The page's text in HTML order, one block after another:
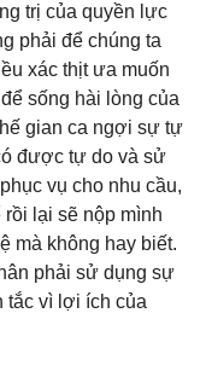
trị của quyền lực
phải để chúng ta
xác thịt ưa muốn
sống hài lòng của
gian ca ngợi sự tự
được tự do và sử
vụ cho nhu cầu,
lại sẽ nộp mình
mà không hay biết.
phải sử dụng sự
tắc vì lợi ích của